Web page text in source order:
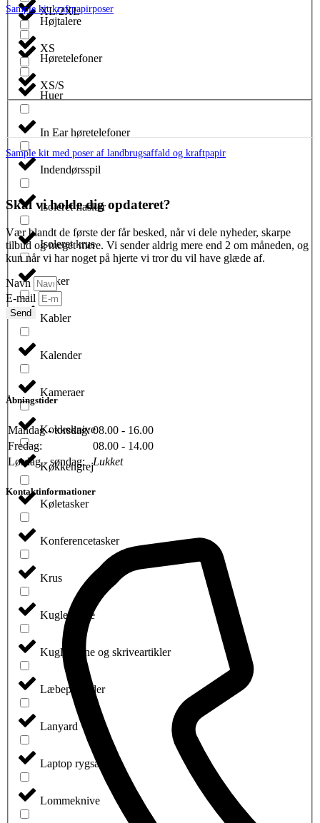
Højtalere
Høretelefoner
Huer
In Ear høretelefoner
Indendørsspil
Isoleret flasker
Isoleret krus
Jakker
Kabler
Kalender
Kameraer
Kokkeknive
Køkkengrej
Køletasker
Konferencetasker
Krus
Kuglepenne
Kuglepenne og skriveartikler
Læbepomader
Lanyard
Laptop rygsække
Lommeknive
XL/2XL
XS
XS/S
Sample kit kraftpapirposer
Sample kit med poser af landbrugsaffald og kraftpapir
Skal vi holde dig opdateret?
Vær blandt de første der får besked, når vi dele nyheder, skarpe
tilbud og meget mere. Vi sender aldrig mere end 2 om måneden, og
kun når vi har noget på hjerte vi tror du vil have glæde af.
Navn
E-mail
Send
Åbningstider
Mandag - torsdag: 08.00 - 16.00
Fredag:
08.00 - 14.00
Lørdag - søndag:
Lukket
Kontaktinformationer